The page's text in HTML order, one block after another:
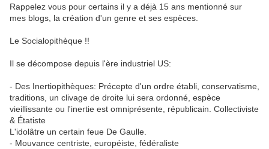
Rappelez vous pour certains il y a déjà 15 ans mentionné sur
mes blogs, la création d'un genre et ses espèces.
Le Socialopithèque !!
Il se décompose depuis l'ère industriel US:
- Des Inertiopithèques: Précepte d'un ordre établi, conservatisme,
traditions, un clivage de droite lui sera ordonné, espèce
vieillissante ou l'inertie est omniprésente, républicain. Collectiviste
& Étatiste
L'idolâtre un certain feue De Gaulle.
- Mouvance centriste, européiste, fédéraliste